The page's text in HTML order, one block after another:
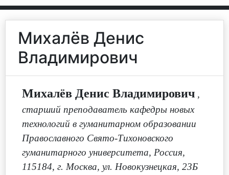
Михалёв Денис
Владимирович
Михалёв Денис Владимирович ,
старший преподаватель кафедры новых
технологий в гуманитарном образовании
Православного Свято-Тихоновского
гуманитарного университета, Россия,
115184, г. Москва, ул. Новокузнецкая, 23Б